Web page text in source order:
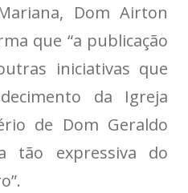
Dom Airton
que “a publicação
iniciativas que
da Igreja
de Dom Geraldo
tão expressiva do